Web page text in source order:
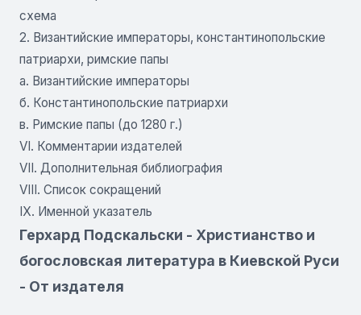
схема
2. Византийские императоры, константинопольские
патриархи, римские папы
а. Византийские императоры
б. Константинопольские патриархи
в. Римские папы (до 1280 г.)
VI. Комментарии издателей
VII. Дополнительная библиография
VIII. Список сокращений
IX. Именной указатель
Герхард Подскальски - Христианство и
богословская литература в Киевской Руси
- От издателя